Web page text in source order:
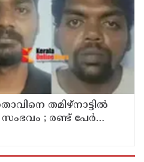
തമിഴ്നാട്ടിൽ
; രണ്ട് പേർ